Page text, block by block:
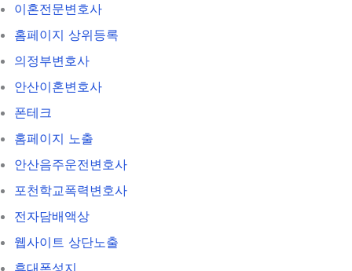
이혼전문변호사
홈페이지 상위등록
의정부변호사
안산이혼변호사
폰테크
홈페이지 노출
안산음주운전변호사
포천학교폭력변호사
전자담배액상
웹사이트 상단노출